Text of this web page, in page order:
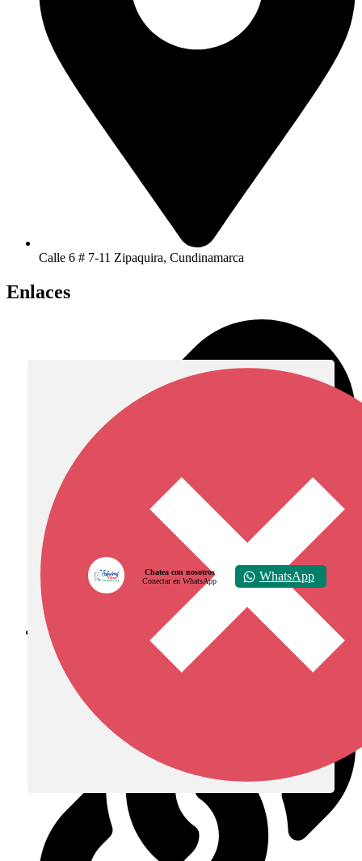
Calle 6 # 7-11 Zipaquira, Cundinamarca
Enlaces
Diócesis de Zipaquirá
Chatea con nosotros
Conectar en WhatsApp
WhatsApp